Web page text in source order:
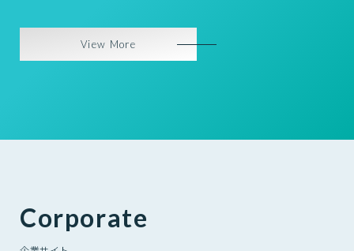
View More
Corporate